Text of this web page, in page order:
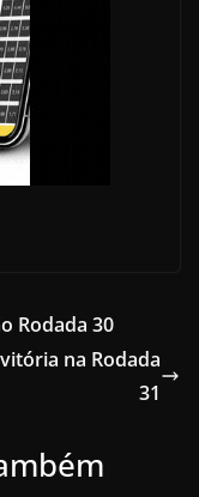
Rodada 30
na Rodada
31